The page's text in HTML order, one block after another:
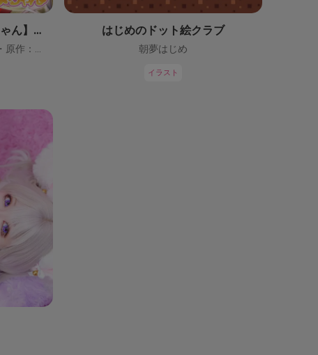
【鬼っ子ハンターついなちゃん】（CV：門脇舞以）プロジェクト！ はじめのドット絵クラブ
朝夢はじめ
イラスト